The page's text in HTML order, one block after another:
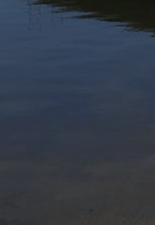
VISITOR_PRIVACY_METADATA